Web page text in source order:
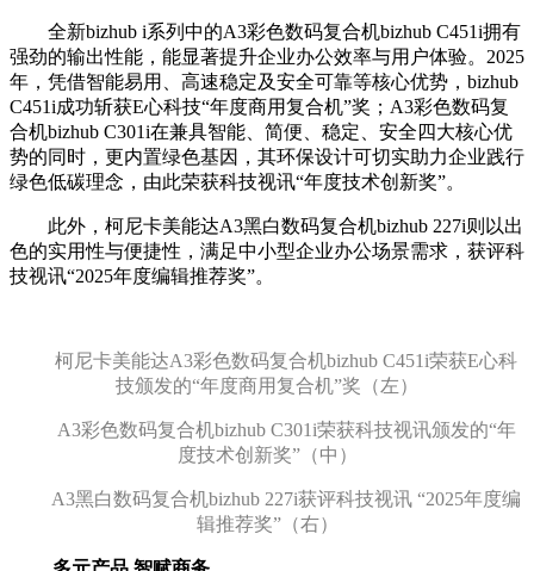
全新bizhub i系列中的A3彩色数码复合机bizhub C451i拥有
强劲的输出性能，能显著提升企业办公效率与用户体验。2025
年，凭借智能易用、高速稳定及安全可靠等核心优势，bizhub
C451i成功斩获E心科技“年度商用复合机”奖；A3彩色数码复
合机bizhub C301i在兼具智能、简便、稳定、安全四大核心优
势的同时，更内置绿色基因，其环保设计可切实助力企业践行
绿色低碳理念，由此荣获科技视讯“年度技术创新奖”。
此外，柯尼卡美能达A3黑白数码复合机bizhub 227i则以出
色的实用性与便捷性，满足中小型企业办公场景需求，获评科
技视讯“2025年度编辑推荐奖”。
柯尼卡美能达A3彩色数码复合机bizhub C451i荣获E心科
技颁发的“年度商用复合机”奖（左）
A3彩色数码复合机bizhub C301 i荣获科技视讯颁发的“年
度技术创新奖”（中）
A3黑白数码复合机bizhub 227i获评科技视讯 “2025年度编
辑推荐奖”（右）